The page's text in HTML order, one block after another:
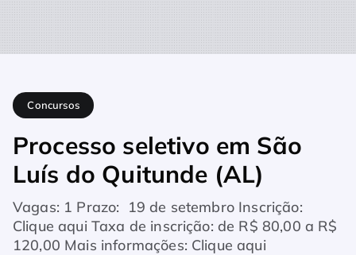
Home Concursos
Concursos
Processo seletivo em São
Luís do Quitunde (AL)
Vagas: 1 Prazo: 19 de setembro Inscrição:
Clique aqui Taxa de inscrição: de R$ 80,00 a R$
120,00 Mais informações: Clique aqui